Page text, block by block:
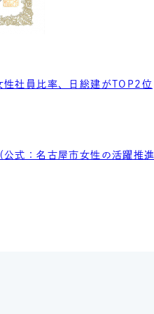
性社員比率、日総建がTOP2位
式：名古屋市女性の活躍推